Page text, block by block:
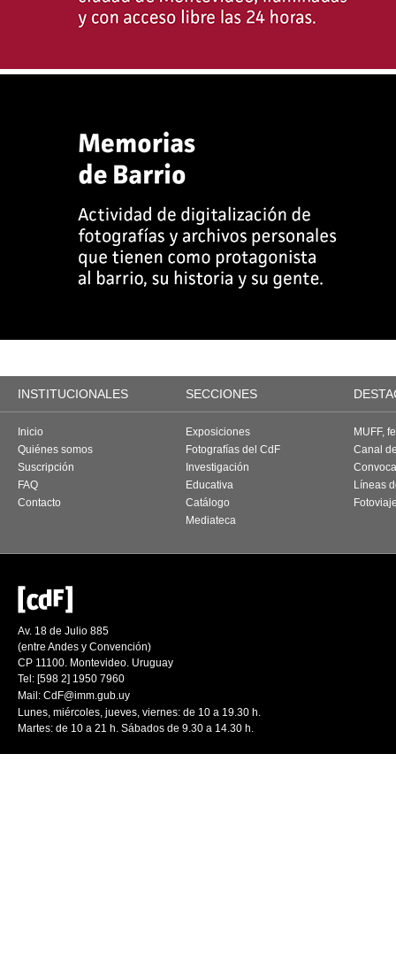
INSTITUCIONALES SECCIONES
Inicio
Quiénes somos
Suscripción
FAQ
Contacto
Exposiciones
Fotografías del CdF
Investigación
Educativa
Catálogo
Mediateca
MUFF,
Canal
Líneas
Av. 18 de Julio 885
(entre Andes y Convención)
CP 11100. Montevideo. Uruguay
Tel: [598 2] 1950 7960
Mail: CdF@imm.gub.uy
Lunes, miércoles, jueves, viernes: de 10 a 19.30 h.
Martes: de 10 a 21 h. Sábados de 9.30 a 14.30 h.